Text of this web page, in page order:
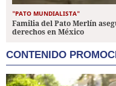
"PATO MUNDIALISTA"
Familia del Pato Merlín
derechos en México
CONTENIDO